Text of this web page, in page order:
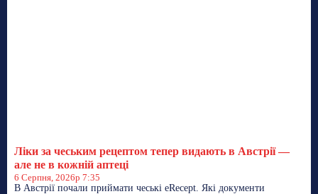
Ліки за чеським рецептом тепер видають в Австрії —
але не в кожній аптеці
6 Серпня, 2026р 7:35
В Австрії почали приймати чеські eRecept. Які документи